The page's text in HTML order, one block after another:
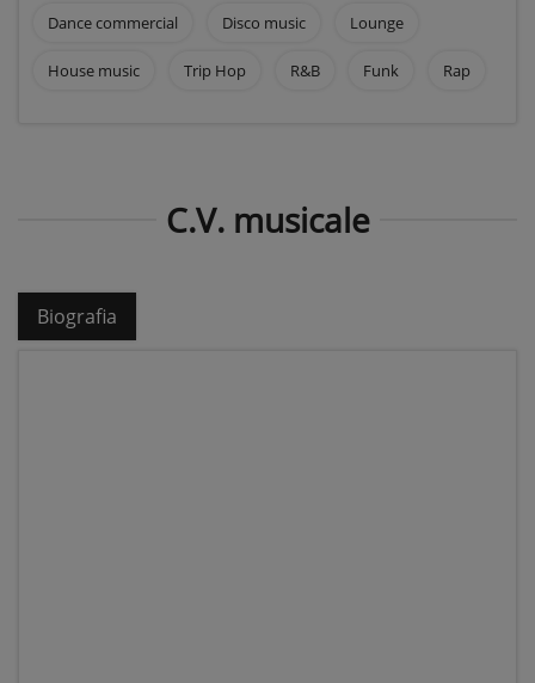
Dance commercial Disco music Lounge
House music Trip Hop R&B Funk Rap
C.V. musicale
Biografia